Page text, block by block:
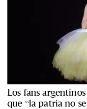
Los fans
que “la patria no